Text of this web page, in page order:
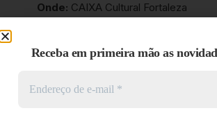
Onde: CAIXA Cultural Fortaleza
16h
Receba em primeira mão as